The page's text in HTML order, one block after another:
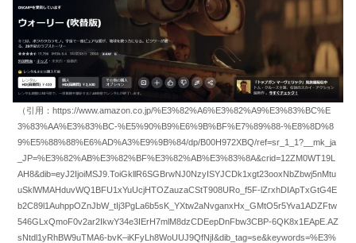
（引用：https://www.amazon.co.jp/%E3%82%A6%E3%82%A9%E3%83%BC%E
3%83%AA%E3%83%BC-%E5%90%B9%E6%9B%BF%E7%89%88-%E8%8D%8
9%E5%88%88%E6%AD%A3%E9%9B%84/dp/B00H972XBQ/ref=sr_1_1?__mk_ja
_JP=%E3%82%AB%E3%82%BF%E3%82%AB%E3%83%8A&crid=12ZM0WT19L
AH8&dib=eyJ2IjoiMSJ9.ToiGkllR6SGBrwNJ0NzyISYJCDk1xgt23ooxNbZbwj5nMtu
uSklWMAHduvWQ1BFU1xYuUcjHTOZauzaCStT908URo_f5F-lZrxhDIApTxGtG4E
b2C89l1AuhppOZnJbW_tIj3PgLa6b5sK_YXtw2aNvganxHx_GMtO5r5Yva1ADZFtw
546GLxQmoF0v2ar2IkwY34e3IErH7mlM8dzCDEepDnFbw3CBP-6QK8x1EApE.AZ
sNtdl1yRhBW9uTMA6-bvK–iKFyLh8WoUUJ9QfNjI&dib_tag=se&keywords=%E3%